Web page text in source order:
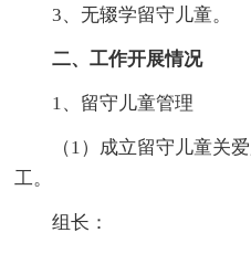
3、无辍学留守儿童。
二、工作开展情况
1、留守儿童管理
（1）成立留守儿童关爱
工。
组长：